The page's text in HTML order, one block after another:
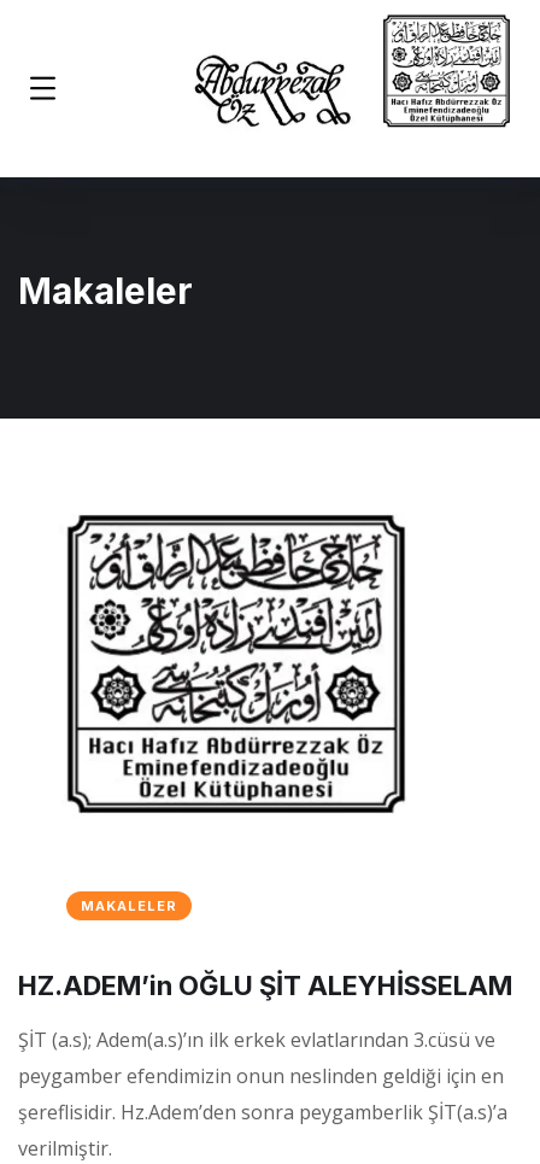
Makaleler
MAKALELER
HZ.ADEM’in OĞLU ŞİT ALEYHİSSELAM
ŞİT (a.s); Adem(a.s)’ın ilk erkek evlatlarından 3.cüsü ve
peygamber efendimizin onun neslinden geldiği için en
şereflisidir. Hz.Adem’den sonra peygamberlik ŞİT(a.s)’a
verilmiştir.